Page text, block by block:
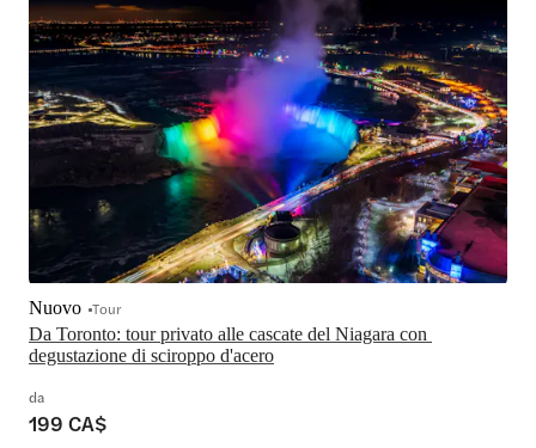
Da Toronto: tour privato alle cascate del Niagara con
degustazione di sciroppo d'acero
Nuovo Tour
da
199 CA$